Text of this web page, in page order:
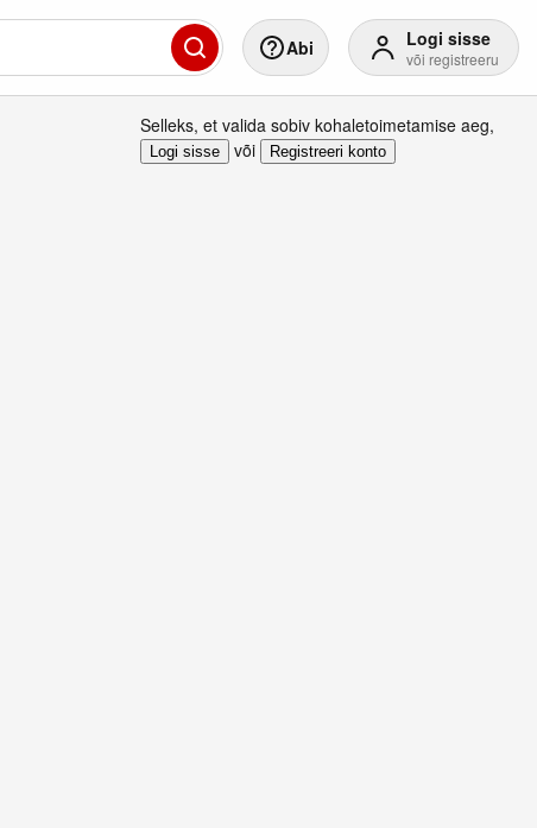
Abi Logi sisse
või registreeru
Selleks, et valida sobiv kohaletoimetamise aeg,
Logi sisse või Registreeri konto